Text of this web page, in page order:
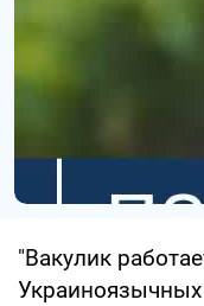
"Вакулик